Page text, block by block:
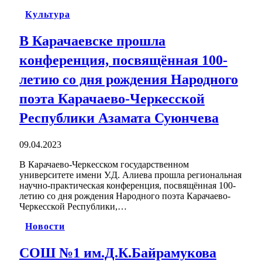
Культура
В Карачаевске прошла
конференция, посвящённая 100-
летию со дня рождения Народного
поэта Карачаево-Черкесской
Республики Азамата Суюнчева
09.04.2023
В Карачаево-Черкесском государственном
университете имени У.Д. Алиева прошла региональная
научно-практическая конференция, посвящённая 100-
летию со дня рождения Народного поэта Карачаево-
Черкесской Республики,…
Новости
СОШ №1 им.Д.К.Байрамукова